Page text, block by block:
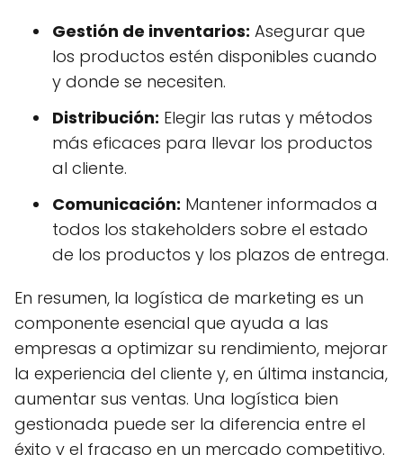
Gestión de inventarios: Asegurar que
los productos estén disponibles cuando
y donde se necesiten.
Distribución: Elegir las rutas y métodos
más eficaces para llevar los productos
al cliente.
Comunicación: Mantener informados a
todos los stakeholders sobre el estado
de los productos y los plazos de entrega.
En resumen, la logística de marketing es un
componente esencial que ayuda a las
empresas a optimizar su rendimiento, mejorar
la experiencia del cliente y, en última instancia,
aumentar sus ventas. Una logística bien
gestionada puede ser la diferencia entre el
éxito y el fracaso en un mercado competitivo.